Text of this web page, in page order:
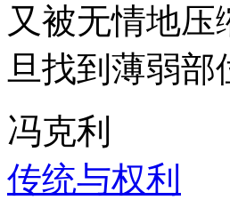
又被无情地
旦找到薄弱部
冯克利
传统与权利